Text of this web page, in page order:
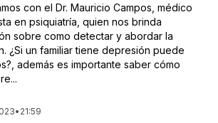
con el Dr. Mauricio Campos, médico
en psiquiatría, quien nos brinda
sobre como detectar y abordar la
¿Si un familiar tiene depresión puede
además es importante saber cómo
• 21:59